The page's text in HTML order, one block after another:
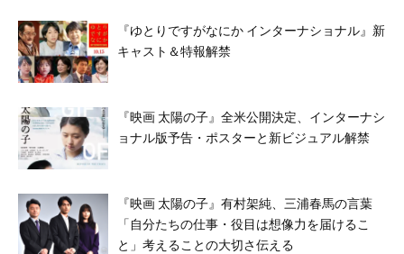
『ゆとりですがなにか インターナショナル』新
キャスト＆特報解禁
『映画 太陽の子』全米公開決定、インターナシ
ョナル版予告・ポスターと新ビジュアル解禁
『映画 太陽の子』有村架純、三浦春馬の言葉
「自分たちの仕事・役目は想像力を届けるこ
と」考えることの大切さ伝える